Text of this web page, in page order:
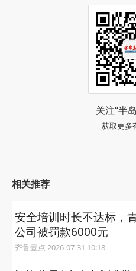
关注“半
获取更多
相关推荐
安全培训时长不达标，
公司被罚款6000元
齐鲁壹点 2026-07-31 10:18